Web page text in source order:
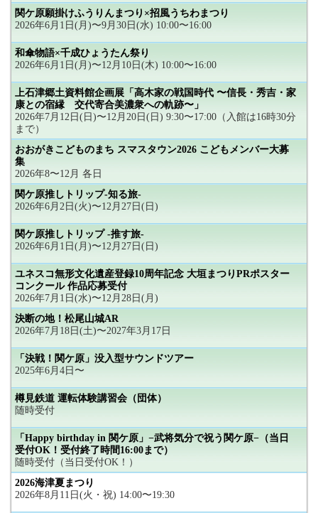
関ケ原願掛けふうりんまつり×招風うちわまつり
2026年6月1日(月)〜9月30日(水) 10:00〜16:00
和傘物語×千成ひょうたん祭り
2026年6月1日(月)〜12月10日(木) 10:00〜16:00
上石津郷土資料館企画展「高木家の戦国時代 〜信長・秀吉・家
康との宿縁 交代寄合美濃衆への軌跡〜」
2026年7月12日(日)〜12月20日(日) 9:30〜17:00（入館は16時30分
まで）
おおがきこどものまち スマスタウン2026 こどもメンバー大募
集
2026年8〜12月 各日
関ケ原推しトリップ-知る旅-
2026年6月2日(火)〜12月27日(日)
関ケ原推しトリップ -推す旅-
2026年6月1日(月)〜12月27日(日)
ユネスコ無形文化遺産登録10周年記念 大垣まつりPRポスター
コンクール 作品応募受付
2026年7月1日(水)〜12月28日(月)
決断の地！松尾山城AR
2026年7月18日(土)〜2027年3月17日
「決戦！関ケ原」没入型サウンドツアー
2025年6月4日〜
樽見鉄道 運転体験講習会（団体）
随時受付
「Happy birthday in 関ケ原」−武将気分で祝う関ケ原−（当日
受付OK！受付終了時間16:00まで）
随時受付（当日受付OK！）
2026海津夏まつり
2026年8月11日(火・祝) 14:00〜19:30